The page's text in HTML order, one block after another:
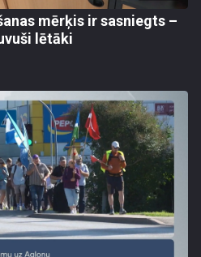
mērķis ir sasniegts –
lētāki